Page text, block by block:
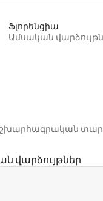
Ֆլորենցիա
Ամսական
վարձույթներ